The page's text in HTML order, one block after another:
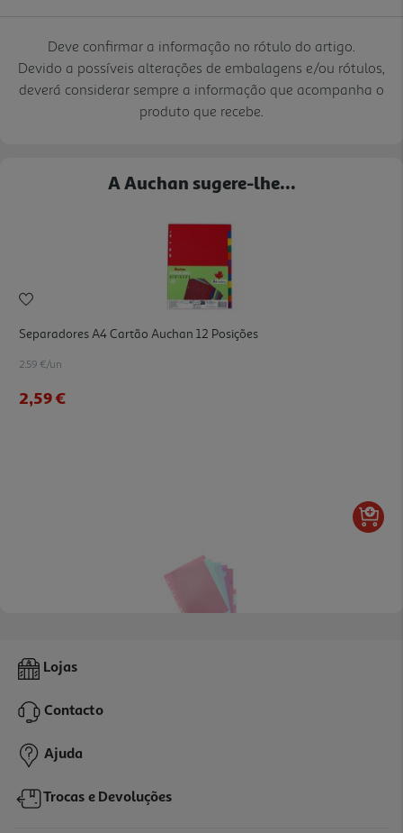
Deve confirmar a informação no rótulo do artigo.
Devido a possíveis alterações de embalagens e/ou rótulos,
deverá considerar sempre a informação que acompanha o
produto que recebe.
A Auchan sugere-lhe...
Separadores A4 Cartão Auchan 12 Posições
2.59 €/un
2,59 €
Separadores Plástico Auchan A4 12 Posições
3,49 €
Lojas
Contacto
Ajuda
Trocas e Devoluções